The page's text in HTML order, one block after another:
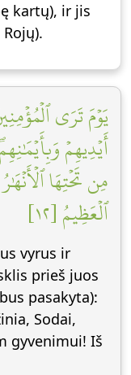
kartų), ir jis
يَوۡمَ تَرَى
أَيۡدِيهِمۡ
مِن تَحۡتِهَا
ٱلۡعَظِيمُ [١٢]
vyrus ir
prieš juos
pasakyta):
Sodai,
gyvenimui! Iš